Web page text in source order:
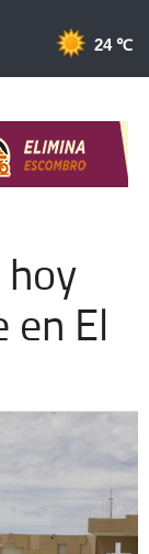
24 ℃
hoy
en El